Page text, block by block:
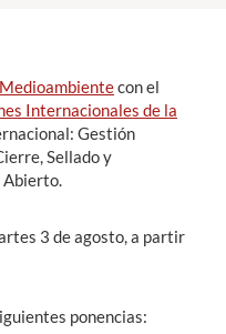
con el
Internacionales de la
Gestión
Sellado y
Abierto.
3 de agosto, a partir
ponencias: